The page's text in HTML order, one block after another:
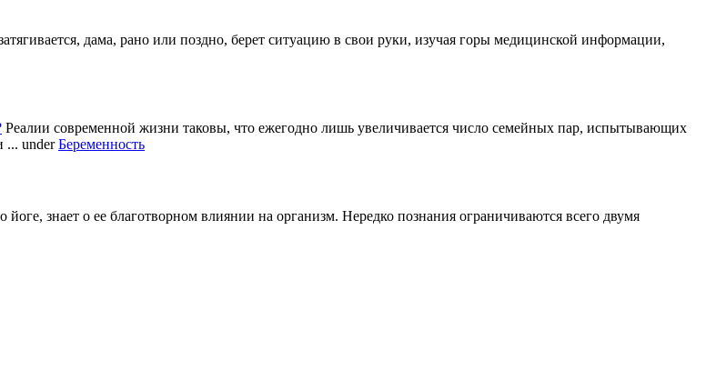
дама, рано или поздно, берет ситуацию в свои руки, изучая горы медицинской информации,
Реалии современной жизни таковы, что ежегодно лишь увеличивается число семейных пар, испытывающих
... underБеременность
знает о ее благотворном влиянии на организм. Нередко познания ограничиваются всего двумя